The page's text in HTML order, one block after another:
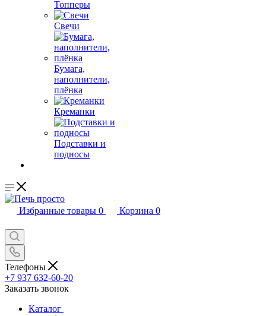
Топперы
Свечи
Бумага,
наполнители,
плёнка
Креманки
Подставки и
подносы
Избранные товары 0 Корзина 0
Телефоны
+7 937 632-60-20
Заказать звонок
Каталог